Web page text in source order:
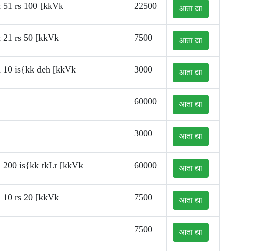
rs 100 [kkVk 22500 आता द्या
rs 50 [kkVk 7500 आता द्या
is{kk deh [kkVk 3000 आता द्या
60000 आता द्या
3000 आता द्या
is{kk tkLr [kkVk 60000 आता द्या
rs 20 [kkVk 7500 आता द्या
7500 आता द्या